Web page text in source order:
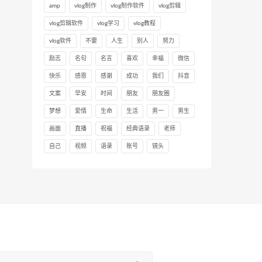
amp vlog制作 vlog制作软件 vlog剪辑
vlog剪辑软件 vlog学习 vlog教程
vlog软件 不要 人生 别人 努力
励志 名句 名言 喜欢 幸福 微信
快乐 感恩 感谢 成功 我们 抖音
文案 早安 时间 朋友 朋友圈
梦想 爱情 生命 生活 男一 男生
画面 直播 祝福 经典语录 老师
自己 视频 语录 账号 镜头